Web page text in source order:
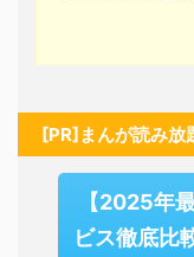
[PR]まんが読み放
【2025年
ビス徹底比